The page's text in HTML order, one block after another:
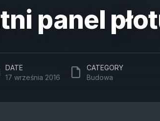
panel
DATE
17 września 2016
CATEGORY
Budowa